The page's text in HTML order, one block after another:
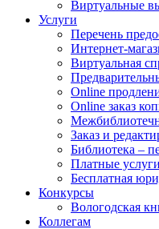
Виртуальные
Услуги
Перечень
Интернет-
Виртуальная
Online
Online заказ
Заказ и
Библиотека –
Платные услуги
Бесплатная
Конкурсы
Вологодская
Коллегам